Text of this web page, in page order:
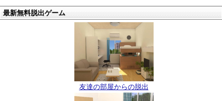
最新無料脱出ゲーム
友達の部屋からの脱出